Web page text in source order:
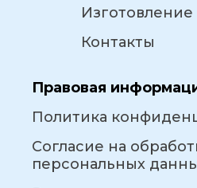
Изготовление
Контакты
Правовая
Политика
Согласие на
персональных